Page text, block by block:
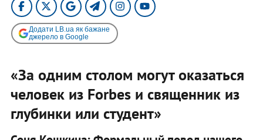
Додати LB.ua як бажане
джерело в Google
«За одним столом могут оказаться
человек из Forbes и священник из
глубинки или студент»